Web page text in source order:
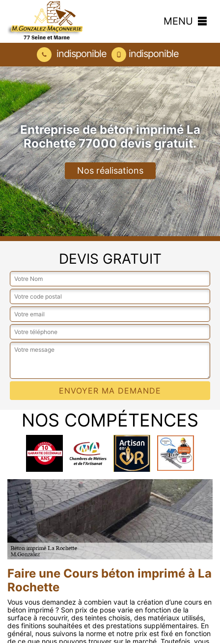
MENU
indisponible indisponible
Entreprise de béton imprimé La
Rochette 77000 devis gratuit.
Nos réalisations
DEVIS GRATUIT
NOS COMPÉTENCES
Faire une Cours béton imprimé à La
Rochette
Vous vous demandez à combien vaut la création d’une cours en
béton imprimé ? Son prix de pose varie en fonction de la
surface à recouvrir, des teintes choisis, des matériaux utilisés,
des finitions souhaitées et des prestations supplémentaires. En
général, nous suivons la norme et notre prix est fixé en fonction
de ce que nous pouvons trouver sur le marché. Toutefois, vous